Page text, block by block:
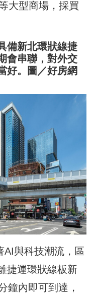
大型商場，採買
備新北環狀線捷
會串聯，對外交
好。圖／好房網
AI與科技潮流，區
捷運環狀線板新
鐘內即可到達，